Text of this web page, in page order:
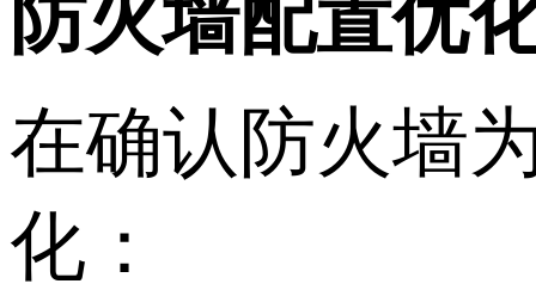
防火墙配置优
在确认防火墙
化：